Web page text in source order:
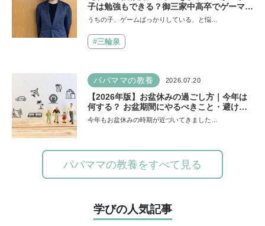
子は勉強もできる？御三家中高卒でゲーマー
の医師・阿部智史さんが教えるゲームしなが
うちの子、ゲームばっかりしている、と悩…
#三輪泉
パパママの教養 2026.07.20
【2026年版】お盆休みの過ごし方｜今年は
何する？ お盆期間にやるべきこと・避ける
ことは
今年もお盆休みの時期が近づいてきました…
パパママの教養をすべて見る
学びの人気記事